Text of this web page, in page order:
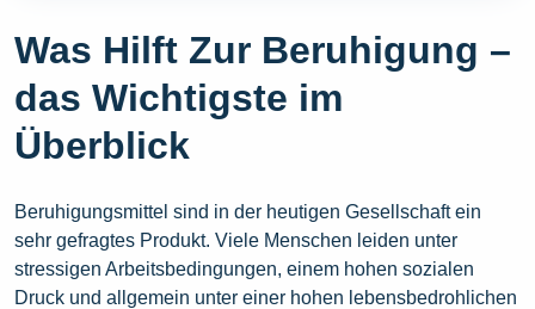
Was Hilft Zur Beruhigung –
das Wichtigste im
Überblick
Beruhigungsmittel sind in der heutigen Gesellschaft ein
sehr gefragtes Produkt. Viele Menschen leiden unter
stressigen Arbeitsbedingungen, einem hohen sozialen
Druck und allgemein unter einer hohen lebensbedrohlichen